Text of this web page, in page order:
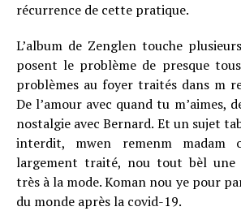
récurrence de cette pratique.
L’album de Zenglen touche
posent le problème de presque
problèmes au foyer traités dans m
De l’amour avec quand tu m’aimes,
nostalgie avec Bernard. Et un sujet
interdit, mwen remenm madam
largement traité, nou tout bèl une
très à la mode. Koman nou ye pour
du monde après la covid-19.